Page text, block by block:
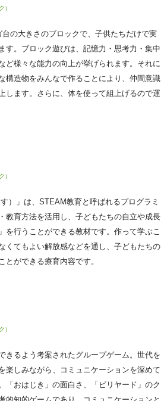
）
の大きさのブロックで、子供たちだけで実
す。ブロック遊びは、記憶力・思考力・集中
ど様々な能力の向上が挙げられます。それに
構造物をみんなで作ることにより、仲間意識
します。さらに、体を使って組上げるので運
）
）」は、STEAM教育と呼ばれるプログラミ
教育方法を活用し、子どもたちの自立や成長
を行うことができる教材です。作って学ぶこ
くてもよい解放感などを通し、子どもたちの
とができる療育内容です。
）
きるよう考案されたグループゲーム。世代を
楽しみながら、コミュニケーションを深めて
「おはじき」の面白さ、「ビリヤード」のク
的知的ゲームであり、コミュニケーションと